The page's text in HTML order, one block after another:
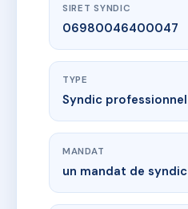
SIRET SYNDIC
06980046400047
TYPE
Syndic professionnel
MANDAT
un mandat de syndic